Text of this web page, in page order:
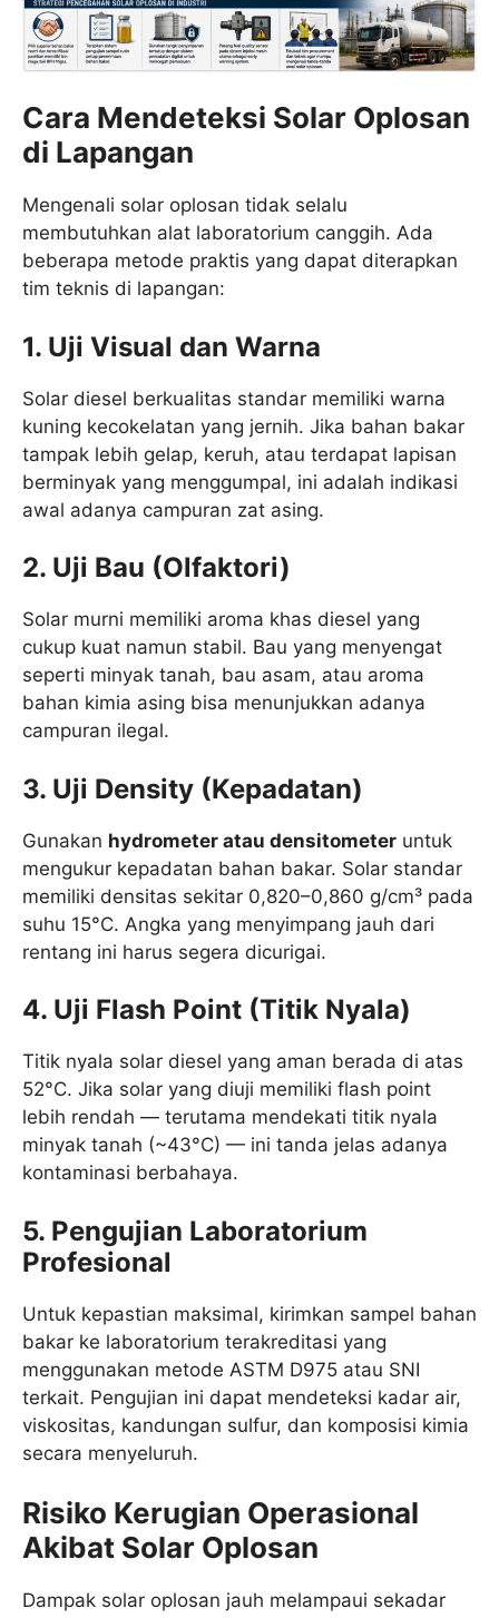
Cara Mendeteksi Solar Oplosan
di Lapangan
Mengenali solar oplosan tidak selalu
membutuhkan alat laboratorium canggih. Ada
beberapa metode praktis yang dapat diterapkan
tim teknis di lapangan:
1. Uji Visual dan Warna
Solar diesel berkualitas standar memiliki warna
kuning kecokelatan yang jernih. Jika bahan bakar
tampak lebih gelap, keruh, atau terdapat lapisan
berminyak yang menggumpal, ini adalah indikasi
awal adanya campuran zat asing.
2. Uji Bau (Olfaktori)
Solar murni memiliki aroma khas diesel yang
cukup kuat namun stabil. Bau yang menyengat
seperti minyak tanah, bau asam, atau aroma
bahan kimia asing bisa menunjukkan adanya
campuran ilegal.
3. Uji Density (Kepadatan)
Gunakan hydrometer atau densitometer untuk
mengukur kepadatan bahan bakar. Solar standar
memiliki densitas sekitar 0,820–0,860 g/cm³ pada
suhu 15°C. Angka yang menyimpang jauh dari
rentang ini harus segera dicurigai.
4. Uji Flash Point (Titik Nyala)
Titik nyala solar diesel yang aman berada di atas
52°C. Jika solar yang diuji memiliki flash point
lebih rendah — terutama mendekati titik nyala
minyak tanah (~43°C) — ini tanda jelas adanya
kontaminasi berbahaya.
5. Pengujian Laboratorium
Profesional
Untuk kepastian maksimal, kirimkan sampel bahan
bakar ke laboratorium terakreditasi yang
menggunakan metode ASTM D975 atau SNI
terkait. Pengujian ini dapat mendeteksi kadar air,
viskositas, kandungan sulfur, dan komposisi kimia
secara menyeluruh.
Risiko Kerugian Operasional
Akibat Solar Oplosan
Dampak solar oplosan jauh melampaui sekadar